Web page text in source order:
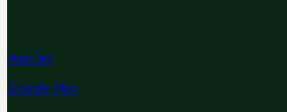
Jetzt bei
Google Play